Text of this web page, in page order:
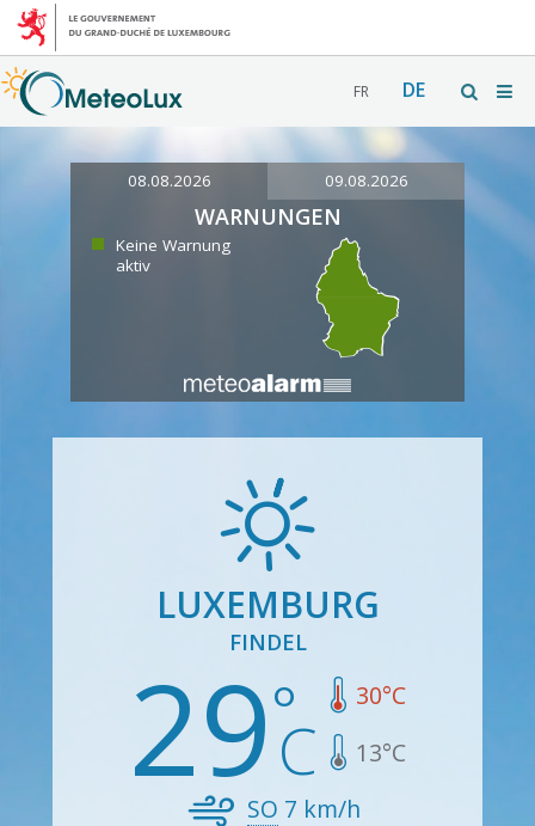
FR DE
08.08.2026 09.08.2026
WARNUNGEN
Keine Warnung
aktiv
LUXEMBURG
FINDEL
29 30°C
13°C
SO 7 km/h